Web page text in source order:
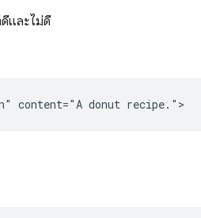
และไม่ดี
content="A donut recipe.">